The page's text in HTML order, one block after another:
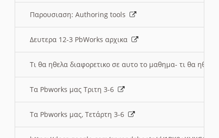
Παρουσιαση: Authoring tools
Δευτερα 12-3 PbWorks αρχικα
Τι θα ηθελα διαφορετικο σε αυτο το μαθημα- τι θα
Τα Pbworks μας Τριτη 3-6
Τα Pbworks μας, Τετάρτη 3-6